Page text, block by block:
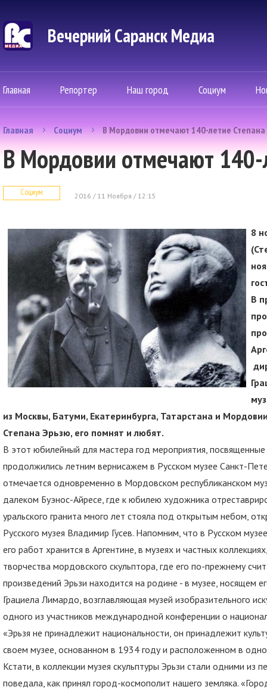
Вечерний Саранск Mедиа
Главная Репортер Наш город Социум
Главная Социум В Мордовии отмечают 140-летие Степана
В Мордовии отмечают 140-
Социум 2016 / 11 Ноября / 12:15
8
В
из Москвы, Батуми, Екатеринбурга, Татарстана и
Степана Эрьзю, его помнят и любят.
В этот юбилейный для мастера год мероприятия, посвященные
продолжились летним вернисажем в Русском музее Санкт-
отмечается одновременно в Мордовском республиканском
далеком Буэнос-Айресе, где к юбилею художника
уральского гранита много лет стояла под открытым небом,
Русского музея Владимир Гусев. Напомним, что в Русском
его работ хранится в Аргентине, в музеях и частных
творчества мордовского скульптора, где его по-прежнему
произведений Эрьзи находится на родине - в музее, носящем
Грациела Лимардо, возглавляющая музей изобразительного
одного из участников международной конференции о
«Эрьзя не принадлежит национальности, он принадлежит
своем музее, основанном в 1934 году и расположенном в
Кстати, в коллекции музея скульптуры Эрьзи стали одними из
поведала, как принял город-космополит нашего земляка.